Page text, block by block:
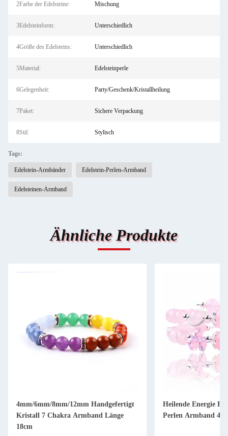
2Farbe der Edelsteine: Mischung
3Edelsteinform: Unterschiedlich
4Größe des Edelsteins: Unterschiedlich
5Material: Edelsteinperle
6Gelegenheit: Party/Geschenk/Kristallheilung
7Paket: Sichere Verpackung
8Stil: Stylisch
Tags:
Edelstein-Armbänder Edelstein-Perlen-Armband
Edelsteinen-Armband
Ähnliche Produkte
4mm/6mm/8mm/12mm Handgefertigt
Kristall 7 Chakra Armband Länge
18cm
Heilende Energie
Perlen Armband 4/